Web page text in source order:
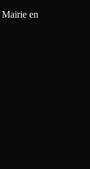
Mairie en